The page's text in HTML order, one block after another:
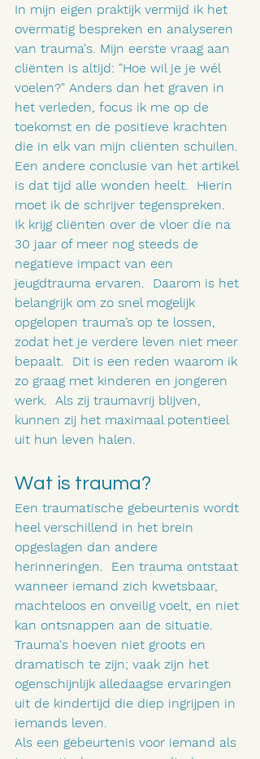
In mijn eigen praktijk vermijd ik het
overmatig bespreken en analyseren
van trauma's. Mijn eerste vraag aan
cliënten is altijd: "Hoe wil je je wél
voelen?" Anders dan het graven in
het verleden, focus ik me op de
toekomst en de positieve krachten
die in elk van mijn cliënten schuilen.
Een andere conclusie van het artikel
is dat tijd alle wonden heelt.  Hierin
moet ik de schrijver tegenspreken.
Ik krijg cliënten over de vloer die na
30 jaar of meer nog steeds de
negatieve impact van een
jeugdtrauma ervaren.  Daarom is het
belangrijk om zo snel mogelijk
opgelopen trauma’s op te lossen,
zodat het je verdere leven niet meer
bepaalt.  Dit is een reden waarom ik
zo graag met kinderen en jongeren
werk.  Als zij traumavrij blijven,
kunnen zij het maximaal potentieel
uit hun leven halen.
Wat is trauma?
Een traumatische gebeurtenis wordt
heel verschillend in het brein
opgeslagen dan andere
herinneringen.  Een trauma ontstaat
wanneer iemand zich kwetsbaar,
machteloos en onveilig voelt, en niet
kan ontsnappen aan de situatie.
Trauma's hoeven niet groots en
dramatisch te zijn; vaak zijn het
ogenschijnlijk alledaagse ervaringen
uit de kindertijd die diep ingrijpen in
iemands leven.
Als een gebeurtenis voor iemand als